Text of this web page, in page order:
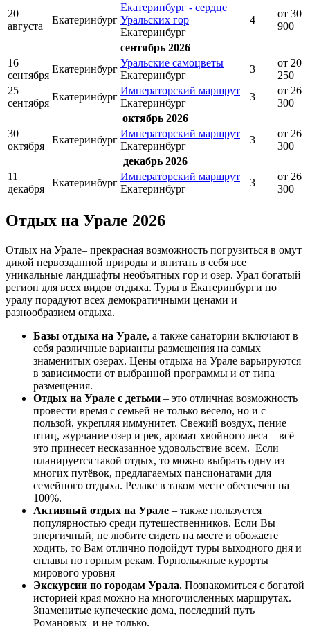
20
августа
Екатеринбург
Екатеринбург - сердце
Уральских гор
Екатеринбург
4
от 30
900
сентябрь 2026
16
сентября
Екатеринбург
Уральские самоцветы
Екатеринбург
3
от 20
250
25
сентября
Екатеринбург
Императорский маршрут
Екатеринбург
3
от 26
300
октябрь 2026
30
октября
Екатеринбург
Императорский маршрут
Екатеринбург
3
от 26
300
декабрь 2026
11
декабря
Екатеринбург
Императорский маршрут
Екатеринбург
3
от 26
300
Отдых на Урале 2026
Отдых на Урале– прекрасная возможность погрузиться в омут
дикой первозданной природы и впитать в себя все
уникальные ландшафты необъятных гор и озер. Урал богатый
регион для всех видов отдыха. Туры в Екатеринбурги по
уралу порадуют всех демократичными ценами и
разнообразием отдыха.
Базы отдыха на Урале, а также санатории включают в
себя различные варианты размещения на самых
знаменитых озерах. Цены отдыха на Урале варьируются
в зависимости от выбранной программы и от типа
размещения.
Отдых на Урале с детьми – это отличная возможность
провести время с семьей не только весело, но и с
пользой, укрепляя иммунитет. Свежий воздух, пение
птиц, журчание озер и рек, аромат хвойного леса – всё
это принесет несказанное удовольствие всем. Если
планируется такой отдых, то можно выбрать одну из
многих путёвок, предлагаемых пансионатами для
семейного отдыха. Релакс в таком месте обеспечен на
100%.
Активный отдых на Урале – также пользуется
популярностью среди путешественников. Если Вы
энергичный, не любите сидеть на месте и обожаете
ходить, то Вам отлично подойдут туры выходного дня и
сплавы по горным рекам. Горнолыжные курорты
мирового уровня
Экскурсии по городам Урала. Познакомиться с богатой
историей края можно на многочисленных маршрутах.
Знаменитые купеческие дома, последний путь
Романовых и не только.